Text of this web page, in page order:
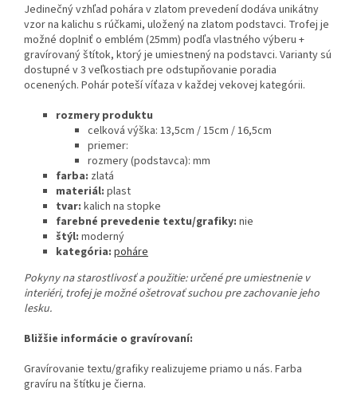
Jedinečný vzhľad pohára v zlatom prevedení dodáva unikátny
vzor na kalichu s rúčkami, uložený na zlatom podstavci. Trofej je
možné doplniť o emblém (25mm) podľa vlastného výberu +
gravírovaný štítok, ktorý je umiestnený na podstavci. Varianty sú
dostupné v 3 veľkostiach pre odstupňovanie poradia
ocenených. Pohár poteší víťaza v každej vekovej kategórii.
rozmery produktu
celková výška: 13,5cm / 15cm / 16,5cm
priemer:
rozmery (podstavca): mm
farba: zlatá
materiál: plast
tvar: kalich na stopke
farebné prevedenie textu/grafiky: nie
štýl: moderný
kategória: poháre
Pokyny na starostlivosť a použitie: určené pre umiestnenie v
interiéri, trofej je možné ošetrovať suchou pre zachovanie jeho
lesku.
Bližšie informácie o gravírovaní:
Gravírovanie textu/grafiky realizujeme priamo u nás. Farba
gravíru na štítku je čierna.